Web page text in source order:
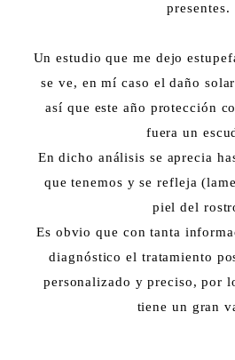
presentes.
Un estudio que me dejo
se ve, en mí caso el daño
así que este año protección
fuera un
En dicho análisis se aprecia
que tenemos y se refleja
piel del
Es obvio que con tanta
diagnóstico el tratamiento
personalizado y preciso, por
tiene un gran